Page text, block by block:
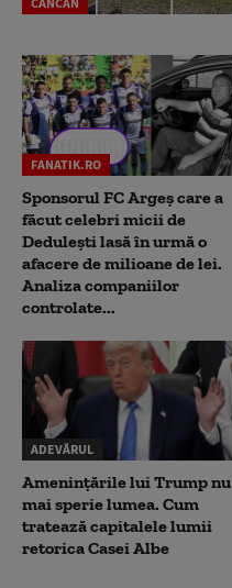
FANATIK.RO
Sponsorul FC Argeș care a
făcut celebri micii de
Dedulești lasă în urmă o
afacere de milioane de lei.
Analiza companiilor
controlate...
ADEVĂRUL
Amenințările lui Trump nu
mai sperie lumea. Cum
tratează capitalele lumii
retorica Casei Albe